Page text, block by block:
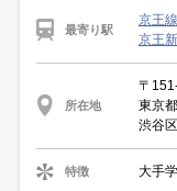
最寄り駅
京王
京王
所在地
〒
東京都
渋谷
特徴 大手